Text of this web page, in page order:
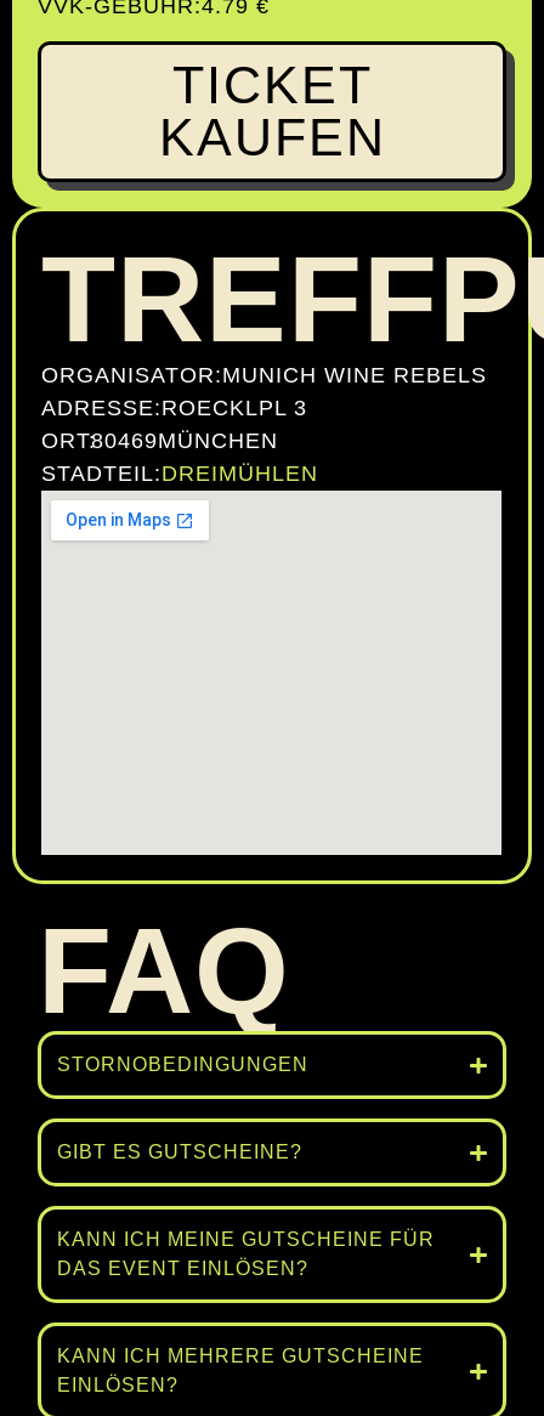
VVK-GEBÜHR:4.79 €
TICKET
KAUFEN
ORGANISATOR:MUNICH WINE REBELS
ADRESSE:ROECKLPL 3
ORT:80469MÜNCHEN
STADTEIL:DREIMÜHLEN
FAQ
STORNOBEDINGUNGEN
GIBT ES GUTSCHEINE?
KANN ICH MEINE GUTSCHEINE FÜR
DAS EVENT EINLÖSEN?
KANN ICH MEHRERE GUTSCHEINE
EINLÖSEN?